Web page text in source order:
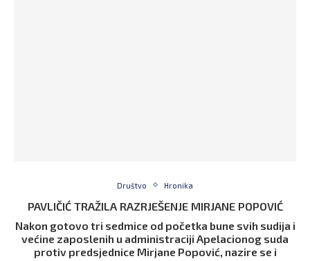
Društvo Hronika
PAVLIČIĆ TRAŽILA RAZRJEŠENJE MIRJANE POPOVIĆ
Nakon gotovo tri sedmice od početka bune svih sudija i
većine zaposlenih u administraciji Apelacionog suda
protiv predsjednice Mirjane Popović, nazire se i